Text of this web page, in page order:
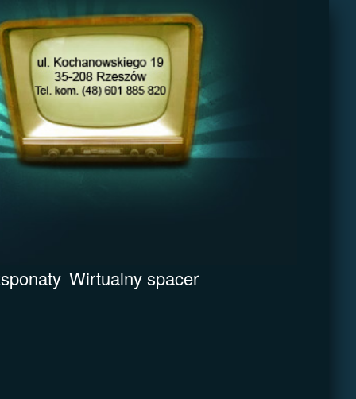
Wirtualny spacer